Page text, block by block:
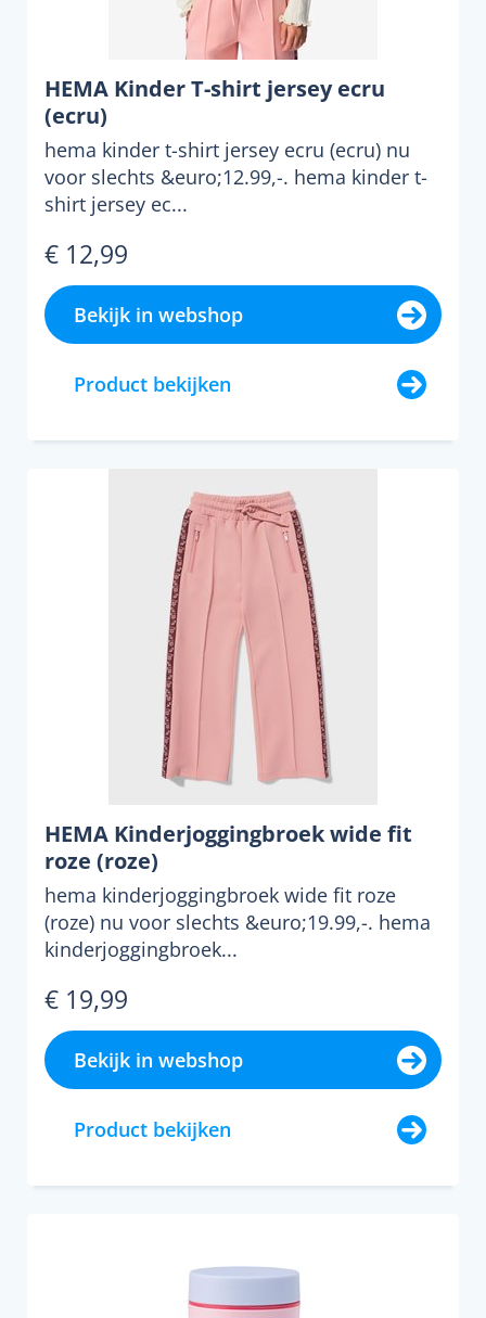
HEMA Kinder T-shirt jersey ecru
(ecru)
hema kinder t-shirt jersey ecru (ecru) nu
voor slechts &euro;12.99,-. hema kinder t-
shirt jersey ec...
€ 12,99
Bekijk in webshop
Product bekijken
HEMA Kinderjoggingbroek wide fit
roze (roze)
hema kinderjoggingbroek wide fit roze
(roze) nu voor slechts &euro;19.99,-. hema
kinderjoggingbroek...
€ 19,99
Bekijk in webshop
Product bekijken